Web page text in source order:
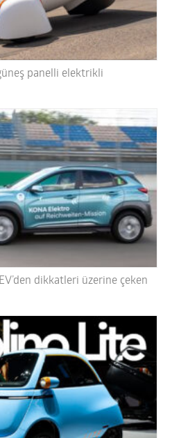
panelli elektrikli
dikkatleri üzerine çeken